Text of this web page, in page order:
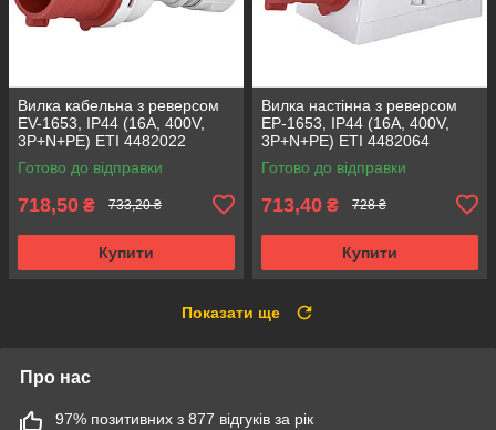
Вилка кабельна з реверсом
EV-1653, IP44 (16A, 400V,
3P+N+PE) ETI 4482022
Готово до відправки
718,50 ₴ 733,20 ₴
Купити
Вилка настінна з реверсом
EP-1653, IP44 (16A, 400V,
3P+N+PE) ETI 4482064
Готово до відправки
713,40 ₴ 728 ₴
Купити
Показати ще
Про нас
97% позитивних з 877 відгуків за рік